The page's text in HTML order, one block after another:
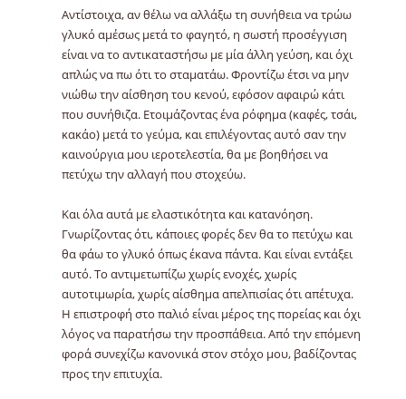
Αντίστοιχα, αν θέλω να αλλάξω τη συνήθεια να τρώω
γλυκό αμέσως μετά το φαγητό, η σωστή προσέγγιση
είναι να το αντικαταστήσω με μία άλλη γεύση, και όχι
απλώς να πω ότι το σταματάω. Φροντίζω έτσι να μην
νιώθω την αίσθηση του κενού, εφόσον αφαιρώ κάτι
που συνήθιζα. Ετοιμάζοντας ένα ρόφημα (καφές, τσάι,
κακάο) μετά το γεύμα, και επιλέγοντας αυτό σαν την
καινούργια μου ιεροτελεστία, θα με βοηθήσει να
πετύχω την αλλαγή που στοχεύω.
Και όλα αυτά με ελαστικότητα και κατανόηση.
Γνωρίζοντας ότι, κάποιες φορές δεν θα το πετύχω και
θα φάω το γλυκό όπως έκανα πάντα. Και είναι εντάξει
αυτό. Το αντιμετωπίζω χωρίς ενοχές, χωρίς
αυτοτιμωρία, χωρίς αίσθημα απελπισίας ότι απέτυχα.
Η επιστροφή στο παλιό είναι μέρος της πορείας και όχι
λόγος να παρατήσω την προσπάθεια. Από την επόμενη
φορά συνεχίζω κανονικά στον στόχο μου, βαδίζοντας
προς την επιτυχία.